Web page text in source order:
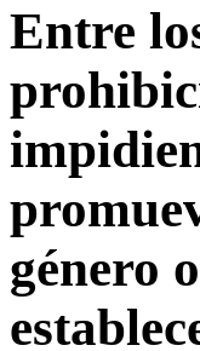
Entre
género